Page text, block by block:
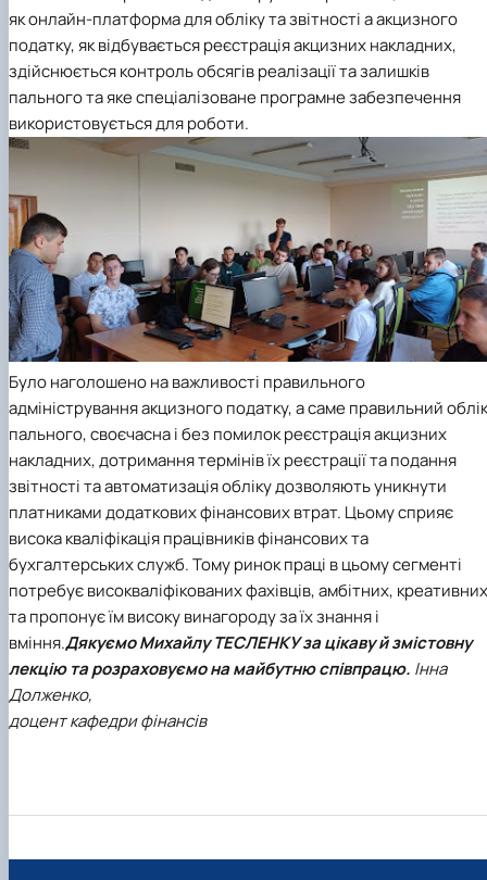
як онлайн-платформа для обліку та звітності а акцизного
податку, як відбувається реєстрація акцизних накладних,
здійснюється контроль обсягів реалізації та залишків
пального та яке спеціалізоване програмне забезпечення
використовується для роботи.
Було наголошено на важливості правильного
адміністрування акцизного податку, а саме правильний облік
пального, своєчасна і без помилок реєстрація акцизних
накладних, дотримання термінів їх реєстрації та подання
звітності та автоматизація обліку дозволяють уникнути
платниками додаткових фінансових втрат. Цьому сприяє
висока кваліфікація працівників фінансових та
бухгалтерських служб. Тому ринок праці в цьому сегменті
потребує високваліфікованих фахівців, амбітних, креативних
та пропонує їм високу винагороду за їх знання і
вміння.Дякуємо Михайлу ТЕСЛЕНКУ за цікаву й змістовну
лекцію та розраховуємо на майбутню співпрацю. Інна
Долженко,
доцент кафедри фінансів